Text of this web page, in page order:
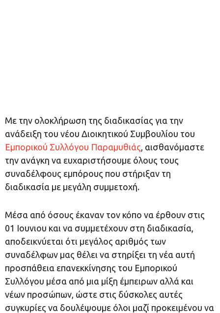
Με την ολοκλήρωση της διαδικασίας για την
ανάδειξη του νέου Διοικητικού Συμβουλίου του
Εμπορικού Συλλόγου Παραμυθιάς, αισθανόμαστε
την ανάγκη να ευχαριστήσουμε όλους τους
συναδέλφους εμπόρους που στήριξαν τη
διαδικασία με μεγάλη συμμετοχή.
Μέσα από όσους έκαναν τον κόπο να έρθουν στις
01 Ιουνιου και να συμμετέχουν στη διαδικασία,
αποδεικνύεται ότι μεγάλος αριθμός των
συναδέλφων μας θέλει να στηρίξει τη νέα αυτή
προσπάθεια επανεκκίνησης του Εμπορικού
Συλλόγου μέσα από μια μίξη έμπειρων αλλά και
νέων προσώπων, ώστε στις δύσκολες αυτές
συγκυρίες να δουλέψουμε όλοι μαζί προκειμένου να